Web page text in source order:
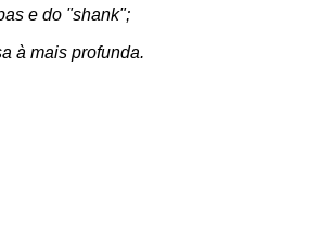
e do "shank";
à mais profunda.